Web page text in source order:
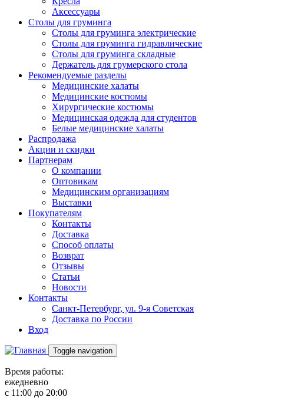
Аксессуары
Столы для груминга
Столы для груминга электрические
Столы для груминга гидравлические
Столы для груминга складные
Держатель для грумерского стола
Рекомендуемые разделы
Медицинские халаты
Медицинские костюмы
Хирургические костюмы
Медицинская одежда для студентов
Белые медицинские халаты
Распродажа
Акции и скидки
Партнерам
О компании
Оптовикам
Медицинским организациям
Выставки
Покупателям
Контакты
Доставка
Способ оплаты
Возврат
Отзывы
Статьи
Новости
Контакты
Санкт-Петербург, ул. 9-я Советская
Доставка по России
Вход
Toggle navigation
Время работы:
ежедневно
с 11:00 до 20:00